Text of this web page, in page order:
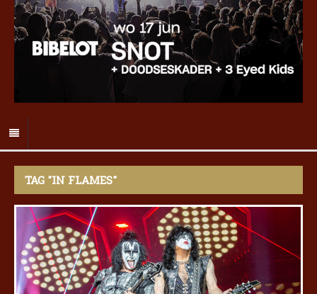
TAG "IN FLAMES"